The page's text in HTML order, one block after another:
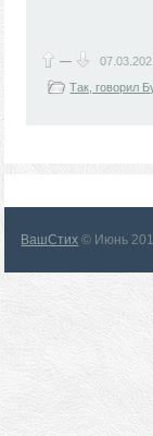
—
Так, говорил
ВашСтих © Июнь